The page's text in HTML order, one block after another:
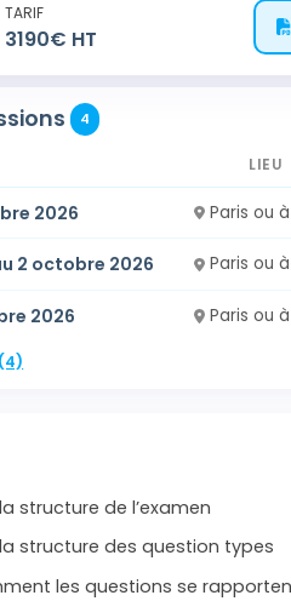
TARIF
3190€ HT
4
LIEU
2026 Paris ou
2 octobre 2026 Paris ou
2026 Paris ou
structure de l’examen
structure des question types
les questions se